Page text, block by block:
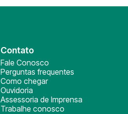
Contato
Fale Conosco
Perguntas frequentes
Como chegar
Ouvidoria
Assessoria de Imprensa
Trabalhe conosco